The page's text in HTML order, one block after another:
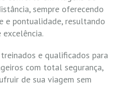
sempre oferecendo
e pontualidade, resultando
excelência.
e qualificados para
com total segurança,
de sua viagem sem